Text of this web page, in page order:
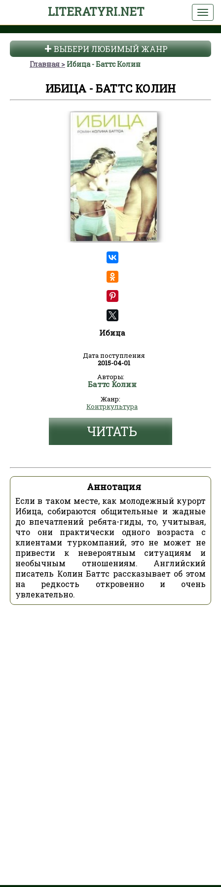
LITERATYRI.NET
ВЫБЕРИ ЛЮБИМЫЙ ЖАНР
Главная Ибица - Баттс Колин
ИБИЦА - БАТТС КОЛИН
Ибица
Дата поступления
2015-04-01
Авторы:
Баттс Колин
Жанр:
Контркультура
ЧИТАТЬ
Аннотация
Если в таком месте, как молодежный курорт
Ибица, собираются общительные и жадные
до впечатлений ребята-гиды, то, учитывая,
что они практически одного возраста с
клиентами туркомпаний, это не может не
привести к невероятным ситуациям и
необычным отношениям. Английский
писатель Колин Баттс рассказывает об этом
на редкость откровенно и очень
увлекательно.